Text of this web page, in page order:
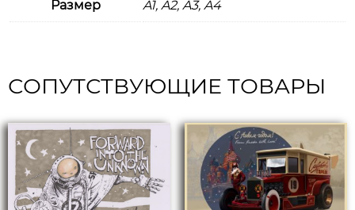
Размер A1, A2, A3, A4
СОПУТСТВУЮЩИЕ ТОВАРЫ